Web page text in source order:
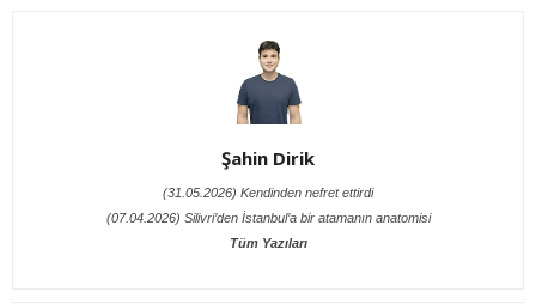
Şahin Dirik
(31.05.2026) Kendinden nefret ettirdi
(07.04.2026) Silivri’den İstanbul’a bir atamanın anatomisi
Tüm Yazıları